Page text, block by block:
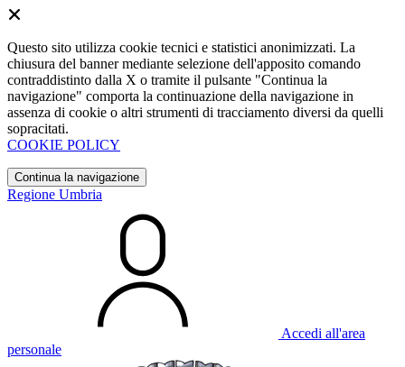
Questo sito utilizza cookie tecnici e statistici anonimizzati. La
chiusura del banner mediante selezione dell'apposito comando
contraddistinto dalla X o tramite il pulsante "Continua la
navigazione" comporta la continuazione della navigazione in
assenza di cookie o altri strumenti di tracciamento diversi da quelli
sopracitati.
COOKIE POLICY
Continua la navigazione
Regione Umbria
Accedi all'area
personale